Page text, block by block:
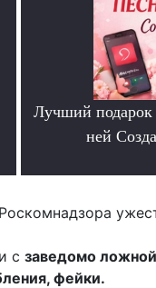
Лучший
ней
с заведомо
фейки.